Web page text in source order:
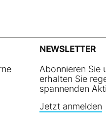
NEWSLETTER
Abonnieren Sie
erhalten Sie
spannenden
Jetzt anmelden